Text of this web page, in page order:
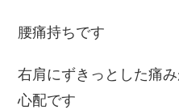
腰痛持ちです
右肩にずきっとした痛
心配です